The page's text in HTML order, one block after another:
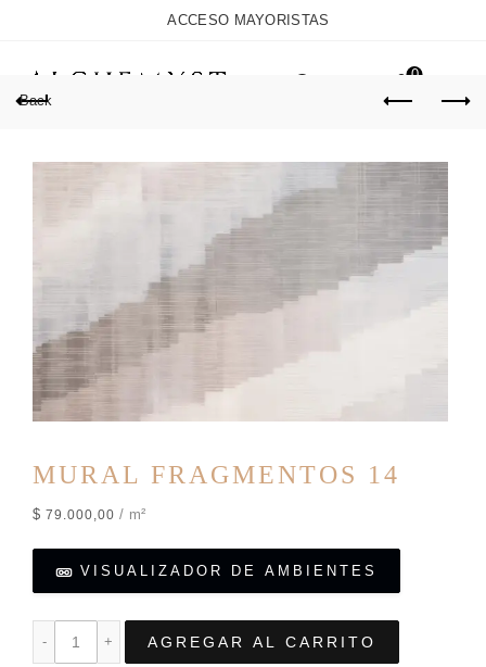
ACCESO MAYORISTAS
0
Back
MURAL FRAGMENTOS 14
$ 79.000,00 / m²
VISUALIZADOR DE AMBIENTES
AGREGAR AL CARRITO